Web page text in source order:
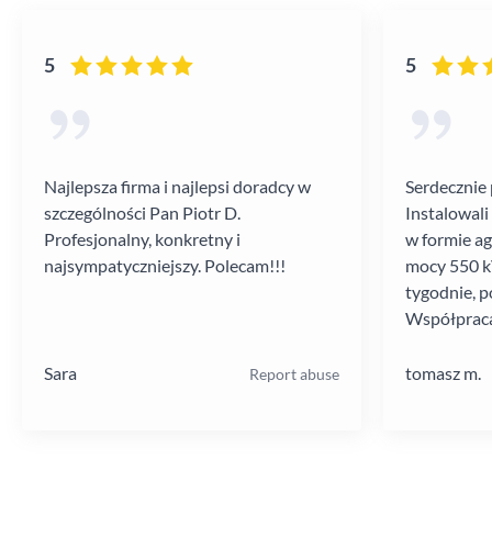
5
Najlepsza firma i najlepsi doradcy w
szczególności Pan Piotr D.
Profesjonalny, konkretny i
najsympatyczniejszy. Polecam!!!
Sara Report abuse
5
Instalowali
w formie
mocy 550
tygodnie,
tomasz m.